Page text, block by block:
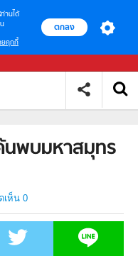
ท่านได้
ยคุกกี้
ตกลง
นพบมหาสมุทร
เห็น 0